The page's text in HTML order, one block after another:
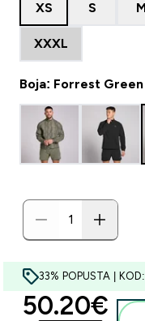
XS S
XXXL
Boja: Forrest Green
33% POPUSTA |
50.20€‎